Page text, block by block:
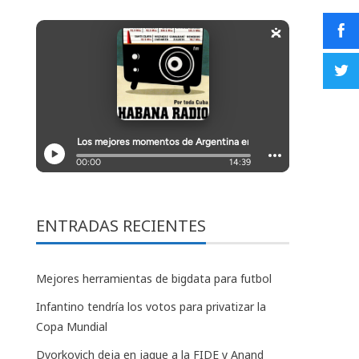
ENTRADAS RECIENTES
Mejores herramientas de bigdata para futbol
Infantino tendría los votos para privatizar la
Copa Mundial
Dvorkovich deja en jaque a la FIDE y Anand